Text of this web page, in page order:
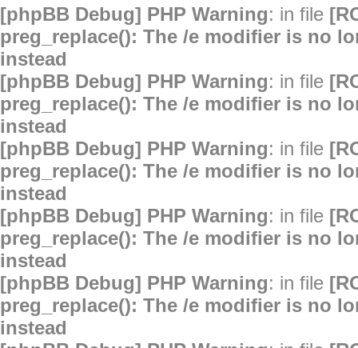
[phpBB Debug] PHP Warning: in file
preg_replace(): The /e modifier is no
instead
[phpBB Debug] PHP Warning: in file
preg_replace(): The /e modifier is no
instead
[phpBB Debug] PHP Warning: in file
preg_replace(): The /e modifier is no
instead
[phpBB Debug] PHP Warning: in file
preg_replace(): The /e modifier is no
instead
[phpBB Debug] PHP Warning: in file
preg_replace(): The /e modifier is no
instead